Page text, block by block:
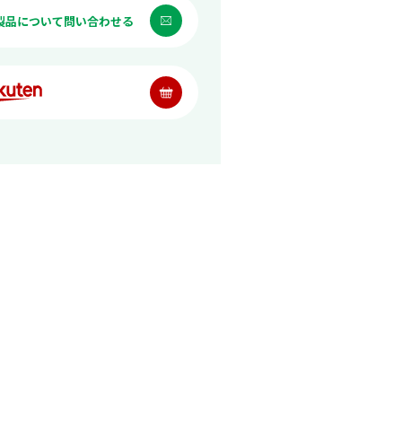
品について問い合わせる